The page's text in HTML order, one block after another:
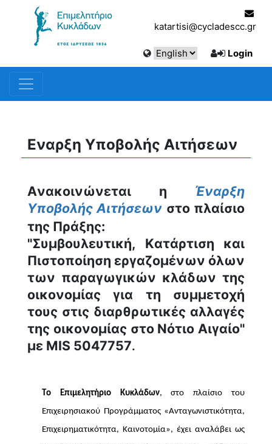
katartisi@cycladescc.gr
Login
Εναρξη Υποβολής Αιτήσεων
Ανακοινώνεται η Έναρξη
Υποβολής Αιτήσεων στο πλαίσιο
της Πράξης:
''Συμβουλευτική, Κατάρτιση και
Πιστοποίηση εργαζομένων όλων
των παραγωγικών κλάδων της
οικονομίας για τη συμμετοχή
τους στις διαρθρωτικές αλλαγές
της οικονομίας στο Νότιο Αιγαίο''
με MIS 5047757.
Το Επιμελητήριο Κυκλάδων, στο πλαίσιο του
Επιχειρησιακού Προγράμματος «Ανταγωνιστικότητα,
Επιχειρηματικότητα, Καινοτομία», έχει αναλάβει ως